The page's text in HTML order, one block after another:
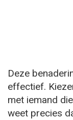
Deze
effectief.
met iemand
weet precies